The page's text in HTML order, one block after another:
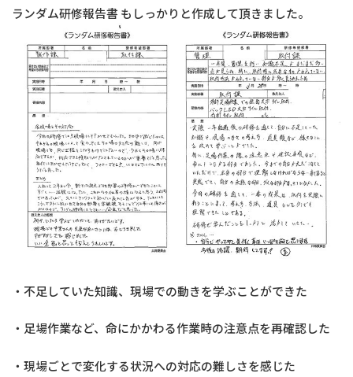
ランダム研修報告書 もしっかりと作成して頂きました。
・不足していた知識、現場での動きを学ぶことができた
・足場作業など、命にかかわる作業時の注意点を再確認した
・現場ごとで変化する状況への対応の難しさを感じた